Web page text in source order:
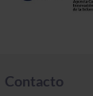
Contacto